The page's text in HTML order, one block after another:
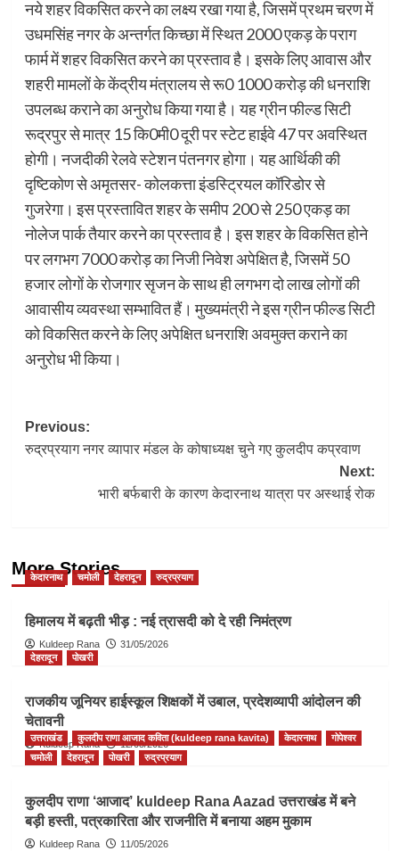
नये शहर विकसित करने का लक्ष्य रखा गया है, जिसमें प्रथम चरण में
उधमसिंह नगर के अन्तर्गत किच्छा में स्थित 2000 एकड़ के पराग
फार्म में शहर विकसित करने का प्रस्ताव है। इसके लिए आवास और
शहरी मामलों के केंद्रीय मंत्रालय से रू0 1000 करोड़ की धनराशि
उपलब्ध कराने का अनुरोध किया गया है। यह ग्रीन फील्ड सिटी
रूद्रपुर से मात्र 15 कि0मी0 दूरी पर स्टेट हाईवे 47 पर अवस्थित
होगी। नजदीकी रेलवे स्टेशन पंतनगर होगा। यह आर्थिकी की
दृष्टिकोण से अमृतसर- कोलकत्ता इंडस्ट्रियल कॉरिडोर से
गुजरेगा। इस प्रस्तावित शहर के समीप 200 से 250 एकड़ का
नोलेज पार्क तैयार करने का प्रस्ताव है। इस शहर के विकसित होने
पर लगभग 7000 करोड़ का निजी निवेश अपेक्षित है, जिसमें 50
हजार लोगों के रोजगार सृजन के साथ ही लगभग दो लाख लोगों की
आवासीय व्यवस्था सम्भावित हैं। मुख्यमंत्री ने इस ग्रीन फील्ड सिटी
को विकसित करने के लिए अपेक्षित धनराशि अवमुक्त कराने का
अनुरोध भी किया।
Post
navigation
Previous:
रुद्रप्रयाग नगर व्यापार मंडल के कोषाध्यक्ष चुने गए कुलदीप कप्रवाण
Next:
भारी बर्फबारी के कारण केदारनाथ यात्रा पर अस्थाई रोक
More Stories
केदारनाथ चमोली देहरादून रुद्रप्रयाग
हिमालय में बढ़ती भीड़ : नई त्रासदी को दे रही निमंत्रण
Kuldeep Rana
31/05/2026
देहरादून
पोखरी
राजकीय जूनियर हाईस्कूल शिक्षकों में उबाल, प्रदेशव्यापी आंदोलन की
चेतावनी
Kuldeep Rana 12/05/2026
उत्तराखंड कुलदीप राणा आजाद कविता (kuldeep rana kavita) केदारनाथ
गोपेश्वर
चमोली
देहरादून पोखरी रुद्रप्रयाग
कुलदीप राणा ‘आजाद’ kuldeep Rana Aazad उत्तराखंड में बने
बड़ी हस्ती, पत्रकारिता और राजनीति में बनाया अहम मुकाम
Kuldeep Rana 11/05/2026